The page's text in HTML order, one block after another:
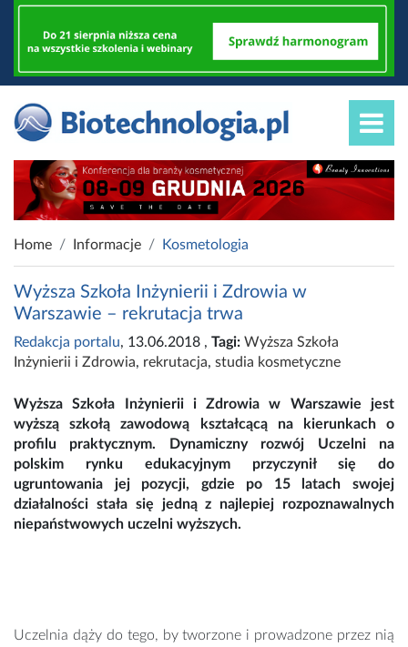
Home Informacje Kosmetologia
Wyższa Szkoła Inżynierii i Zdrowia w
Warszawie – rekrutacja trwa
Redakcja portalu, 13.06.2018 , Tagi: Wyższa Szkoła
Inżynierii i Zdrowia, rekrutacja, studia kosmetyczne
Wyższa Szkoła Inżynierii i Zdrowia w Warszawie jest
wyższą szkołą zawodową kształcącą na kierunkach o
profilu praktycznym. Dynamiczny rozwój Uczelni na
polskim rynku edukacyjnym przyczynił się do
ugruntowania jej pozycji, gdzie po 15 latach swojej
działalności stała się jedną z najlepiej rozpoznawalnych
niepaństwowych uczelni wyższych.
Uczelnia dąży do tego, by tworzone i prowadzone przez nią